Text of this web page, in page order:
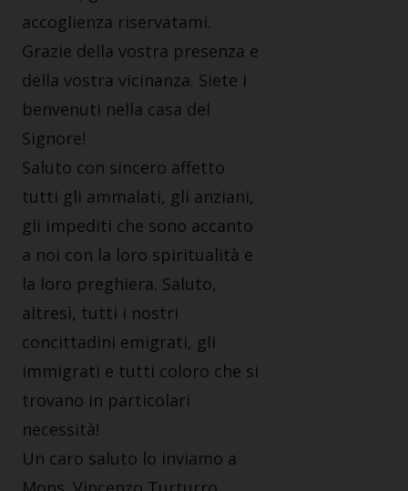
accoglienza riservatami.
Grazie della vostra presenza e
della vostra vicinanza. Siete i
benvenuti nella casa del
Signore!
Saluto con sincero affetto
tutti gli ammalati, gli anziani,
gli impediti che sono accanto
a noi con la loro spiritualità e
la loro preghiera. Saluto,
altresì, tutti i nostri
concittadini emigrati, gli
immigrati e tutti coloro che si
trovano in particolari
necessità!
Un caro saluto lo inviamo a